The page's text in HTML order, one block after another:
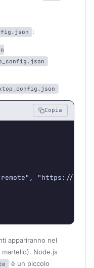
:
Copia
"https://
appariranno nel
Node.js
è un piccolo